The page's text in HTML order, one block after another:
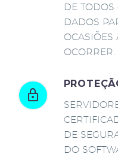
DE
DADOS
OCASIÕES
OCORRER.
DE
DO